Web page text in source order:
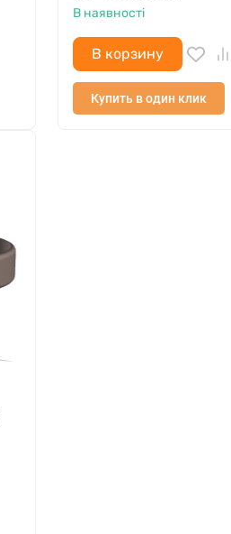
В наявності
В корзину
Купить в один клик